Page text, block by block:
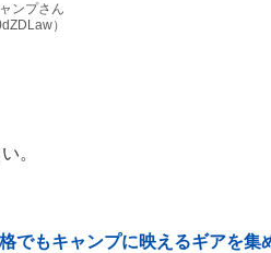
ンプさん
）
。
でもキャンプに映えるギアを集